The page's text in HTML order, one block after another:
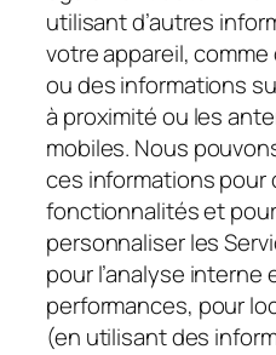
utilisant d’autres
votre appareil,
ou des informations
à proximité ou les
mobiles. Nous
ces informations pour
fonctionnalités et
personnaliser les
pour l’analyse interne
performances, pour
(en utilisant des